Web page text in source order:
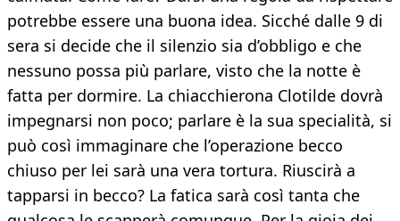
potrebbe essere una buona idea. Sicché dalle 9 di
sera si decide che il silenzio sia d’obbligo e che
nessuno possa più parlare, visto che la notte è
fatta per dormire. La chiacchierona Clotilde dovrà
impegnarsi non poco; parlare è la sua specialità, si
può così immaginare che l’operazione becco
chiuso per lei sarà una vera tortura. Riuscirà a
tapparsi in becco? La fatica sarà così tanta che